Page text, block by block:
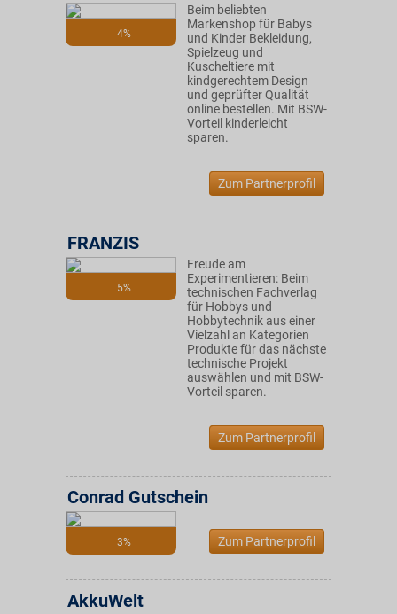
4%
Beim beliebten
Markenshop für Babys
und Kinder Bekleidung,
Spielzeug und
Kuscheltiere mit
kindgerechtem Design
und geprüfter Qualität
online bestellen. Mit BSW-
Vorteil kinderleicht
sparen.
Zum Partnerprofil
5%
FRANZIS
Freude am
Experimentieren: Beim
technischen Fachverlag
für Hobbys und
Hobbytechnik aus einer
Vielzahl an Kategorien
Produkte für das nächste
technische Projekt
auswählen und mit BSW-
Vorteil sparen.
Zum Partnerprofil
3%
Conrad Gutschein
Zum Partnerprofil
AkkuWelt